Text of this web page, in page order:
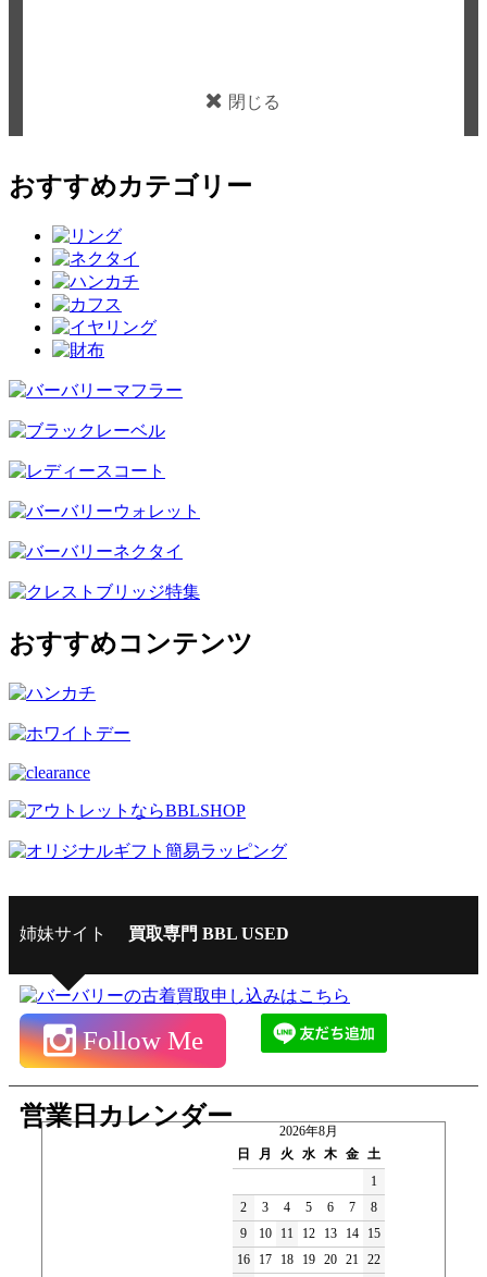
閉じる
おすすめカテゴリー
おすすめコンテンツ
姉妹サイト 買取専門 BBL USED
Follow Me
営業日カレンダー
2026年8月
日
月 火 水 木 金 土
1
2
3 4 5 6 7
8
9
10 11 12 13 14
15
16
17 18 19 20 21 22